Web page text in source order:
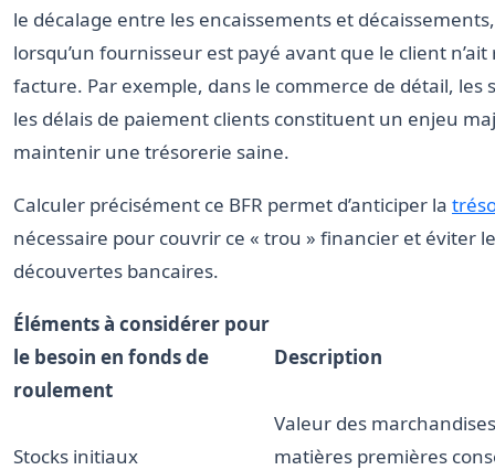
le décalage entre les encaissements et
lorsqu’un fournisseur est payé avant que le client n’ait
facture. Par exemple, dans le commerce de détail, les
les délais de paiement clients constituent un enjeu
maintenir une trésorerie saine.
Calculer précisément ce BFR permet d’anticiper la
nécessaire pour couvrir ce « trou » financier et éviter
découvertes bancaires.
Éléments à considérer pour
le besoin en fonds de
roulement
Description
Stocks initiaux
Valeur des
matières premières